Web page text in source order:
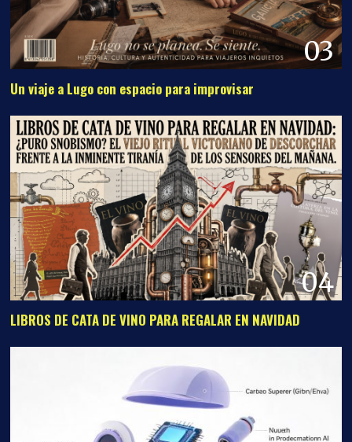
03
Un viaje a Lugo con espacio para improvisar
04
LIBROS DE CATA DE VINO PARA REGALAR EN NAVIDAD